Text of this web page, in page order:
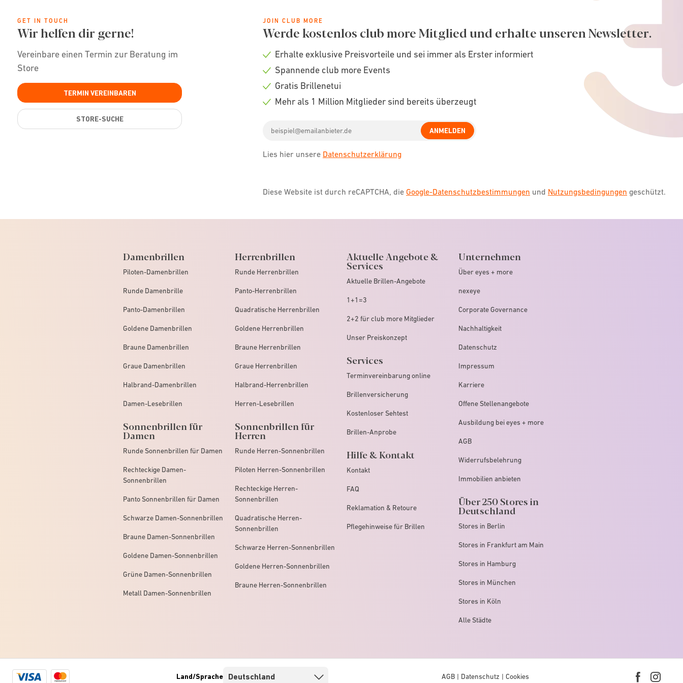
GET IN TOUCH
Wir helfen dir gerne!
Vereinbare einen Termin zur Beratung im
Store
TERMIN VEREINBAREN
STORE-SUCHE
JOIN CLUB MORE
Werde kostenlos club more Mitglied und erhalte unseren Newsletter.
Check
Erhalte exklusive Preisvorteile und sei immer als Erster informiert
Check
Spannende club more Events
Check
Gratis Brillenetui
Mehr als 1 Million Mitglieder sind bereits überzeugt
address
ANMELDEN
Lies hier unsere Datenschutzerklärung
Diese Website ist durch reCAPTCHA, die Google-Datenschutzbestimmungen und Nutzungsbedingungen geschützt.
Damenbrillen
Piloten-Damenbrillen
Runde Damenbrille
Panto-Damenbrillen
Goldene Damenbrillen
Braune Damenbrillen
Graue Damenbrillen
Halbrand-Damenbrillen
Damen-Lesebrillen
Sonnenbrillen für
Damen
Runde Sonnenbrillen für Damen
Rechteckige Damen-
Sonnenbrillen
Panto Sonnenbrillen für Damen
Schwarze Damen-Sonnenbrillen
Braune Damen-Sonnenbrillen
Goldene Damen-Sonnenbrillen
Grüne Damen-Sonnenbrillen
Metall Damen-Sonnenbrillen
Herrenbrillen
Runde Herrenbrillen
Panto-Herrenbrillen
Quadratische Herrenbrillen
Goldene Herrenbrillen
Braune Herrenbrillen
Graue Herrenbrillen
Halbrand-Herrenbrillen
Herren-Lesebrillen
Sonnenbrillen für
Herren
Runde Herren-Sonnenbrillen
Piloten Herren-Sonnenbrillen
Rechteckige Herren-
Sonnenbrillen
Quadratische Herren-
Sonnenbrillen
Schwarze Herren-Sonnenbrillen
Goldene Herren-Sonnenbrillen
Braune Herren-Sonnenbrillen
Aktuelle Angebote &
Services
Aktuelle Brillen-Angebote
1+1=3
2+2 für club more Mitglieder
Unser Preiskonzept
Services
Terminvereinbarung online
Brillenversicherung
Kostenloser Sehtest
Brillen-Anprobe
Hilfe & Kontakt
Kontakt
FAQ
Reklamation & Retoure
Pflegehinweise für Brillen
Unternehmen
Über eyes + more
nexeye
Corporate Governance
Nachhaltigkeit
Datenschutz
Impressum
Karriere
Offene Stellenangebote
Ausbildung bei eyes + more
AGB
Widerrufsbelehrung
Immobilien anbieten
Über 250 Stores in
Deutschland
Stores in Berlin
Stores in Frankfurt am Main
Stores in Hamburg
Stores in München
Stores in Köln
Alle Städte
Visa
Mastercard
Land/Sprache AGB Datenschutz Cookies